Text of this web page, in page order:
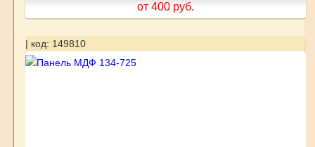
от 400 руб.
| код: 149810